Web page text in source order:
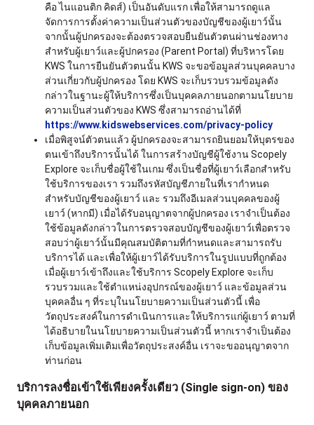
คือ ไนแอนติก คิดส์) เป็นอันดับแรก เพื่อให้สามารถดูแล
จัดการการตั้งค่าความเป็นส่วนตัวของบัญชีของผู้เยาว์นั้น
จากนั้นผู้ปกครองจะต้องตรวจสอบยืนยันตัวตนผ่านช่องทาง
สำหรับผู้เยาว์และผู้ปกครอง (Parent Portal) ที่บริหารโดย
KWS ในการยืนยันตัวตนนั้น KWS จะขอข้อมูลส่วนบุคคลบาง
ส่วนเกี่ยวกับผู้ปกครอง โดย KWS จะเก็บรวบรวมข้อมูลดัง
กล่าวในฐานะผู้ให้บริการซึ่งเป็นบุคคลภายนอกตามนโยบาย
ความเป็นส่วนตัวของ KWS ซึ่งสามารถอ่านได้ที่
https://www.kidswebservices.com/privacy-policy
เมื่อพิสูจน์ตัวตนแล้ว ผู้ปกครองจะสามารถยินยอมให้บุตรของ
ตนเข้าถึงบริการนั้นได้ ในการสร้างบัญชีผู้ใช้งาน Scopely
Explore จะเก็บชื่อผู้ใช้ในเกม ซึ่งเป็นชื่อที่ผู้เยาว์เลือกสำหรับ
ใช้บริการของเรา รวมถึงรหัสบัญชีภายในที่เรากำหนด
สำหรับบัญชีของผู้เยาว์ และ รวมถึงอีเมลส่วนบุคคลของผู้
เยาว์ (หากมี) เมื่อได้รับอนุญาตจากผู้ปกครอง เราจำเป็นต้อง
ใช้ข้อมูลดังกล่าวในการตรวจสอบบัญชีของผู้เยาว์เพื่อตรวจ
สอบว่าผู้เยาว์นั้นมีคุณสมบัติตามที่กำหนดและสามารถรับ
บริการได้ และเพื่อให้ผู้เยาว์ได้รับบริการในรูปแบบที่ถูกต้อง
เมื่อผู้เยาว์เข้าถึงและใช้บริการ Scopely Explore จะเก็บ
รวบรวมและใช้ตำแหน่งอุปกรณ์ของผู้เยาว์ และข้อมูลส่วน
บุคคลอื่น ๆ ที่ระบุในนโยบายความเป็นส่วนตัวนี้ เพื่อ
วัตถุประสงค์ในการดำเนินการและให้บริการแก่ผู้เยาว์ ตามที่
ได้อธิบายในนโยบายความเป็นส่วนตัวนี้ หากเราจำเป็นต้อง
เก็บข้อมูลเพิ่มเติมเพื่อวัตถุประสงค์อื่น เราจะขออนุญาตจาก
ท่านก่อน
บริการลงชื่อเข้าใช้เพียงครั้งเดียว (Single sign-on) ของ
บุคคลภายนอก